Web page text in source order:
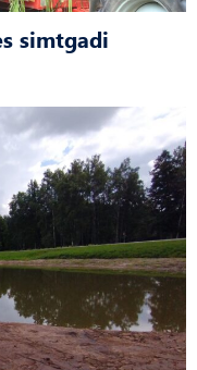
simtgadi